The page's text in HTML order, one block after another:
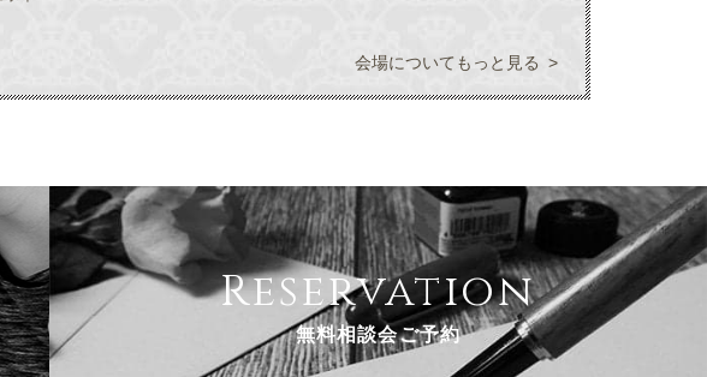
会場についてもっと見る
Reservation
無料相談会ご予約